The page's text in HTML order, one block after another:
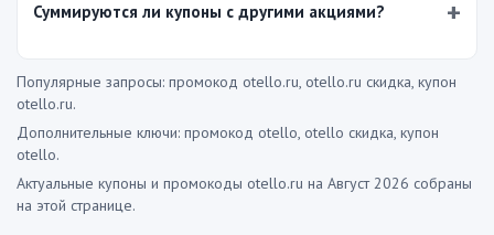
Суммируются ли купоны с другими акциями?
Популярные запросы: промокод otello.ru, otello.ru скидка, купон
otello.ru.
Дополнительные ключи: промокод otello, otello скидка, купон
otello.
Актуальные купоны и промокоды otello.ru на Август 2026 собраны
на этой странице.